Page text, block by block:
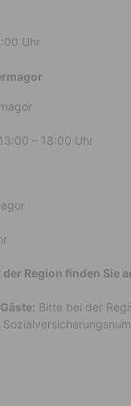
Uhr
– 18:00 Uhr
Region finden Sie
Bitte bei der